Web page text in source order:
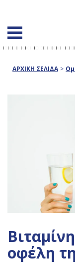
ΑΡΧΙΚΗ ΣΕΛΙΔΑ >
οφέλη